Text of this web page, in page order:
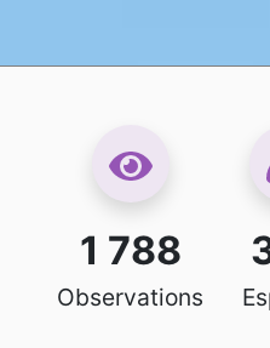
1 788
Observations